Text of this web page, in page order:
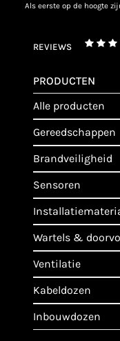
als eerste op de hoogte
REVIEWS
PRODUCTEN
alle producten
gereedschappen
brandveiligheid
sensoren
wartels &
ventilatie
kabeldozen
inbouwdozen